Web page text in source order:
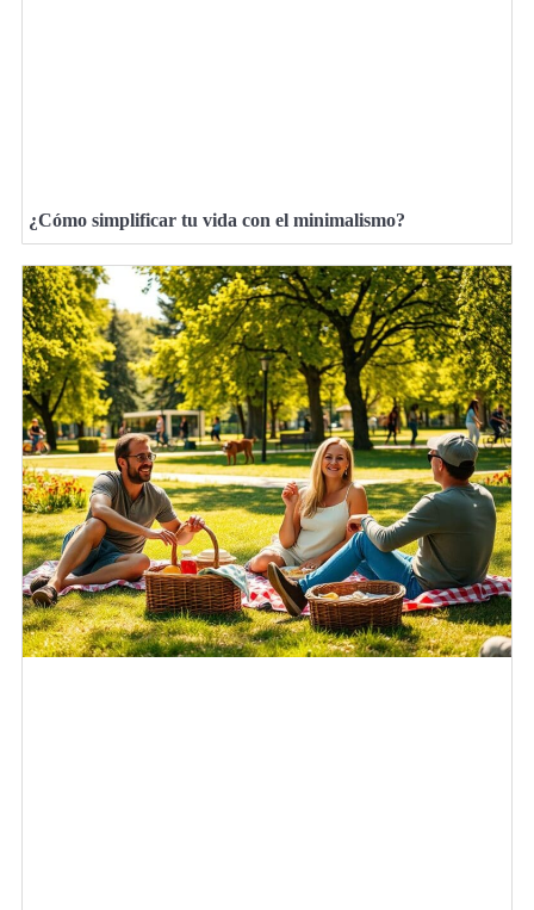
¿Cómo simplificar tu vida con el minimalismo?